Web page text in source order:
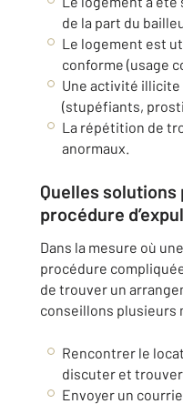
de la part du
Le logement est
conforme (usage
Une activité
(stupéfiants,
La répétition de
anormaux.
Quelles
procédure
Dans la mesure où
procédure
de trouver un
conseillons plusieurs
Rencontrer le
discuter et
Envoyer un